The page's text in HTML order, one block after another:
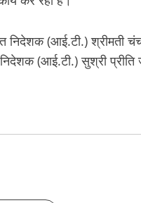
(आई.टी.) श्रीमती
निदेशक (आई.टी.) सुश्री